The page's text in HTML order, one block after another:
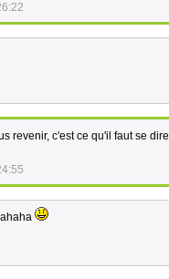
revenir, c'est ce qu'il faut se dire